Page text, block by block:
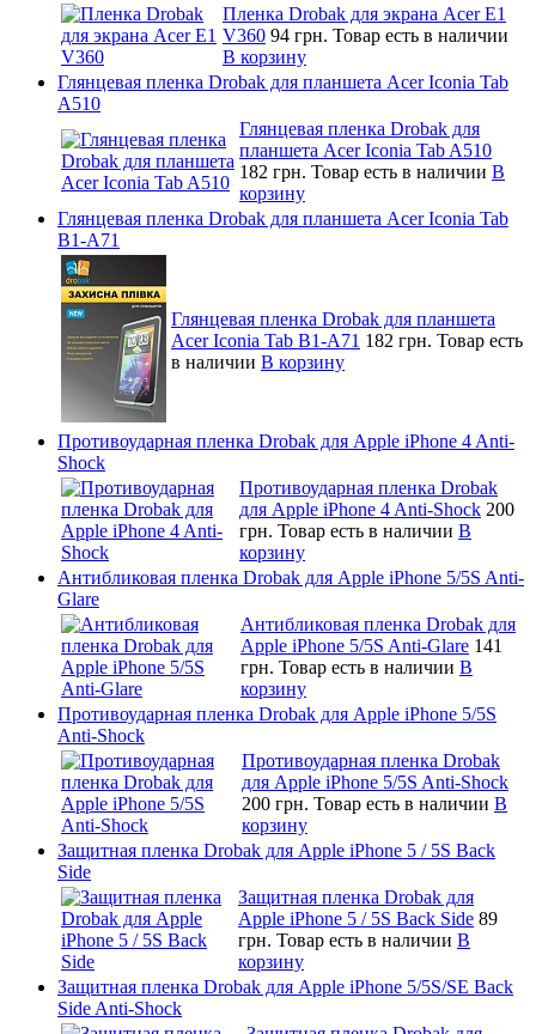
Пленка Drobak для экрана Acer E1
V360 94 грн. Товар есть в наличии
В корзину
Глянцевая пленка Drobak для планшета Acer Iconia Tab
A510
Глянцевая пленка Drobak для
планшета Acer Iconia Tab A510
182 грн. Товар есть в наличии В
корзину
Глянцевая пленка Drobak для планшета Acer Iconia Tab
B1-A71
Глянцевая пленка Drobak для планшета
Acer Iconia Tab B1-A71 182 грн. Товар есть
в наличии В корзину
Противоударная пленка Drobak для Apple iPhone 4 Anti-
Shock
Противоударная пленка Drobak
для Apple iPhone 4 Anti-Shock 200
грн. Товар есть в наличии В
корзину
Антибликовая пленка Drobak для Apple iPhone 5/5S Anti-
Glare
Антибликовая пленка Drobak для
Apple iPhone 5/5S Anti-Glare 141
грн. Товар есть в наличии В
корзину
Противоударная пленка Drobak для Apple iPhone 5/5S
Anti-Shock
Противоударная пленка Drobak
для Apple iPhone 5/5S Anti-Shock
200 грн. Товар есть в наличии В
корзину
Защитная пленка Drobak для Apple iPhone 5 / 5S Back
Side
Защитная пленка Drobak для
Apple iPhone 5 / 5S Back Side 89
грн. Товар есть в наличии В
корзину
Защитная пленка Drobak для Apple iPhone 5/5S/SE Back
Side Anti-Shock